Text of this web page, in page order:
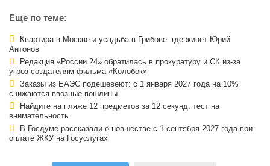
Еще по теме:
Квартира в Москве и усадьба в Грибове: где живет Юрий
Антонов
Редакция «России 24» обратилась в прокуратуру и СК из-за
угроз создателям фильма «Колобок»
Заказы из ЕАЭС подешевеют: с 1 января 2027 года на 10%
снижаются ввозные пошлины
Найдите на пляже 12 предметов за 12 секунд: тест на
внимательность
В Госдуме рассказали о новшестве с 1 сентября 2027 года при
оплате ЖКУ на Госуслугах